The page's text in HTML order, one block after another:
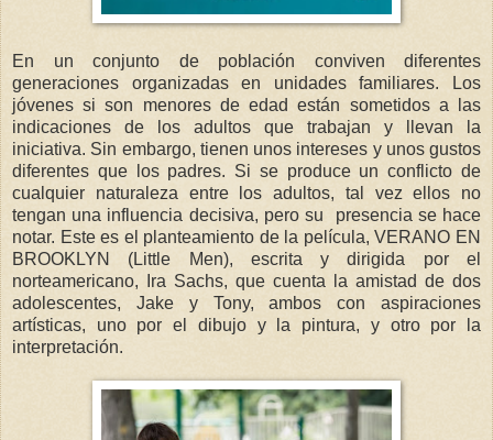
En un conjunto de población conviven diferentes
generaciones organizadas en unidades familiares. Los
jóvenes si son menores de edad están sometidos a las
indicaciones de los adultos que trabajan y llevan la
iniciativa. Sin embargo, tienen unos intereses y unos gustos
diferentes que los padres. Si se produce un conflicto de
cualquier naturaleza entre los adultos, tal vez ellos no
tengan una influencia decisiva, pero su presencia se hace
notar. Este es el planteamiento de la película, VERANO EN
BROOKLYN (Little Men), escrita y dirigida por el
norteamericano, Ira Sachs, que cuenta la amistad de dos
adolescentes, Jake y Tony, ambos con aspiraciones
artísticas, uno por el dibujo y la pintura, y otro por la
interpretación.